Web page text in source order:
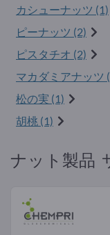
カシューナッツ (1)
ピーナッツ (2)
ピスタチオ (2)
マカダミアナッツ
松の実 (1)
胡桃 (1)
ナット製品